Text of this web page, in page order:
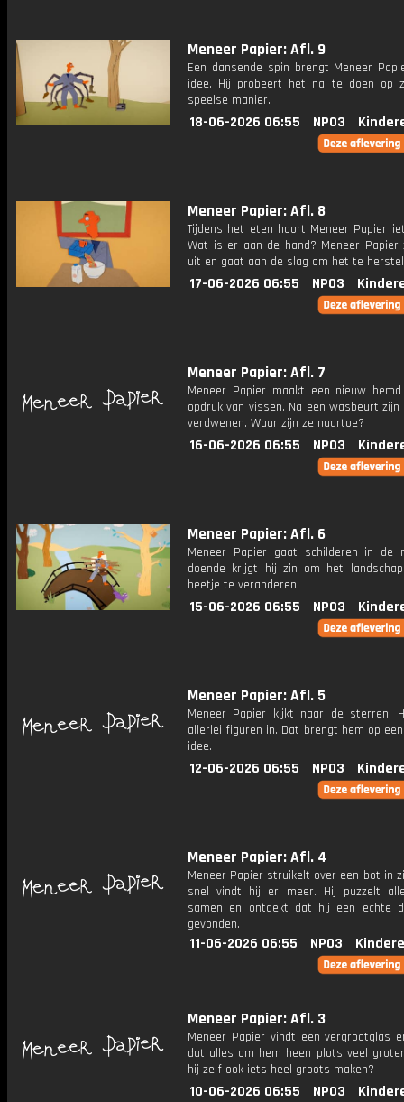
Meneer Papier: Afl. 9
Een dansende spin brengt Meneer
idee. Hij probeert het na te doen op
speelse manier.
18-06-2026 06:55 NPO3
Meneer Papier: Afl. 8
Tijdens het eten hoort Meneer Papier
Wat is er aan de hand? Meneer Papier
uit en gaat aan de slag om het te
17-06-2026 06:55 NPO3
Meneer Papier: Afl. 7
Meneer Papier maakt een nieuw
opdruk van vissen. Na een wasbeurt
verdwenen. Waar zijn ze naartoe?
16-06-2026 06:55 NPO3
Meneer Papier: Afl. 6
Meneer Papier gaat schilderen in de
doende krijgt hij zin om het
beetje te veranderen.
15-06-2026 06:55 NPO3
Meneer Papier: Afl. 5
Meneer Papier kijkt naar de sterren.
allerlei figuren in. Dat brengt hem op
idee.
12-06-2026 06:55 NPO3
Meneer Papier: Afl. 4
Meneer Papier struikelt over een bot in
snel vindt hij er meer. Hij puzzelt
samen en ontdekt dat hij een echte
gevonden.
11-06-2026 06:55 NPO3
Meneer Papier: Afl. 3
Meneer Papier vindt een vergrootglas
dat alles om hem heen plots veel
hij zelf ook iets heel groots maken?
10-06-2026 06:55 NPO3